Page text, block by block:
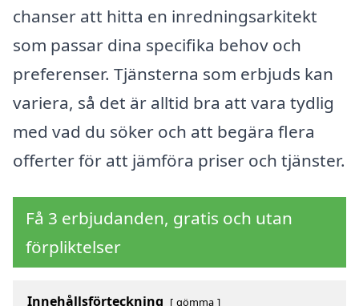
chanser att hitta en inredningsarkitekt
som passar dina specifika behov och
preferenser. Tjänsterna som erbjuds kan
variera, så det är alltid bra att vara tydlig
med vad du söker och att begära flera
offerter för att jämföra priser och tjänster.
Få 3 erbjudanden, gratis och utan
förpliktelser
Innehållsförteckning gömma